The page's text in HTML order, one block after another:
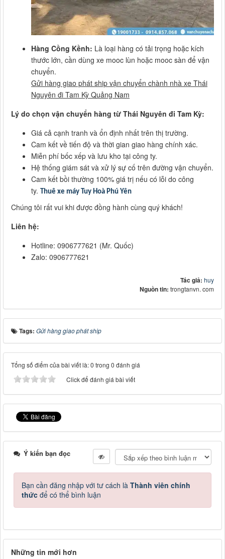
Hàng Cồng Kềnh: Là loại hàng có tải trọng hoặc kích
thước lớn, cần dùng xe mooc lùn hoặc mooc sàn để vận
chuyển.
Gửi hàng giao phát ship vận chuyển chành nhà xe Thái
Nguyên đi Tam Kỳ Quảng Nam
Lý do chọn vận chuyển hàng từ Thái Nguyên đi Tam Kỳ:
Giá cả cạnh tranh và ổn định nhất trên thị trường.
Cam kết về tiến độ và thời gian giao hàng chính xác.
Miễn phí bốc xếp và lưu kho tại công ty.
Hệ thống giám sát và xử lý sự cố trên đường vận chuyển.
Cam kết bồi thường 100% giá trị nếu có lỗi do công
ty. Thuê xe máy Tuy Hoà Phú Yên
Chúng tôi rất vui khi được đồng hành cùng quý khách!
Liên hệ:
Hotline: 0906777621 (Mr. Quốc)
Zalo: 0906777621
Tác giả: huy
Nguồn tin: trongtanvn. com
Tags: Gửi hàng giao phát ship
Tổng số điểm của bài viết là: 0 trong 0 đánh giá
Click để đánh giá bài viết
Ý kiến bạn đọc
Bạn cần đăng nhập với tư cách là Thành viên chính
thức để có thể bình luận
Những tin mới hơn